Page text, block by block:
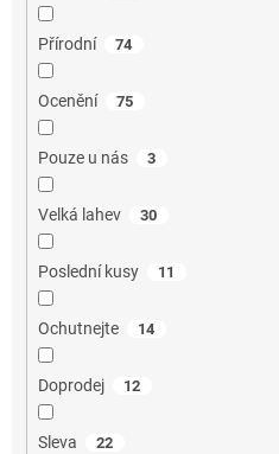
Přírodní 74
Ocenění 75
Pouze u nás 3
Velká lahev 30
Poslední kusy 11
Ochutnejte 14
Doprodej 12
Sleva 22